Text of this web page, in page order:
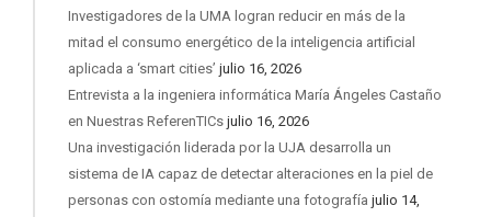
Investigadores de la UMA logran reducir en más de la
mitad el consumo energético de la inteligencia artificial
aplicada a ‘smart cities’ julio 16, 2026
Entrevista a la ingeniera informática María Ángeles Castaño
en Nuestras ReferenTICs julio 16, 2026
Una investigación liderada por la UJA desarrolla un
sistema de IA capaz de detectar alteraciones en la piel de
personas con ostomía mediante una fotografía julio 14,